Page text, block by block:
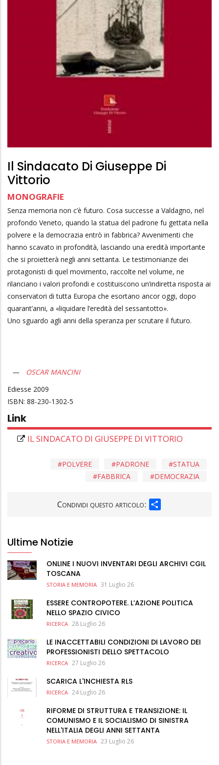
Il Sindacato Di Giuseppe Di
Vittorio
MONOGRAFIE
Senza memoria non c’è futuro. Cosa successe a Valdagno, nel
profondo Veneto, quando la statua del padrone fu gettata nella
polvere e la democrazia entrò in fabbrica? Avvenimenti che
hanno scavato in profondità, lasciando una eredità importante
che si proietterà negli anni settanta. Le testimonianze dei
protagonisti di quel movimento, raccolte nel volume, ne
rilanciano i valori profondi e costituiscono un’indiretta risposta ai
conservatori di tutta Europa che esortano ancor oggi, dopo
quarant’anni, a «liquidare l’eredità del sessantotto».
Uno sguardo agli anni della speranza per scrutare il futuro.
OSCAR MANCINI
Ediesse 2009
88-230-1302-5
Link
IL SINDACATO DI GIUSEPPE DI VITTORIO
STATUA
PADRONE
POLVERE
DEMOCRAZIA
FABBRICA
Condividi questo articolo:
Ultime Notizie
ONLINE I NUOVI INVENTARI DEGLI ARCHIVI CGIL
TOSCANA
STORIA E MEMORIA 31 Luglio 26
ESSERE CONTROPOTERE. L’AZIONE POLITICA
NELLO SPAZIO CIVICO
RICERCA 28 Luglio 26
LE INACCETTABILI CONDIZIONI DI LAVORO DEI
PROFESSIONISTI DELLO SPETTACOLO
RICERCA 27 Luglio 26
SCARICA L'INCHIESTA RLS
RICERCA 24 Luglio 26
RIFORME DI STRUTTURA E TRANSIZIONE: IL
COMUNISMO E IL SOCIALISMO DI SINISTRA
NELL'ITALIA DEGLI ANNI SETTANTA
STORIA E MEMORIA 23 Luglio 26